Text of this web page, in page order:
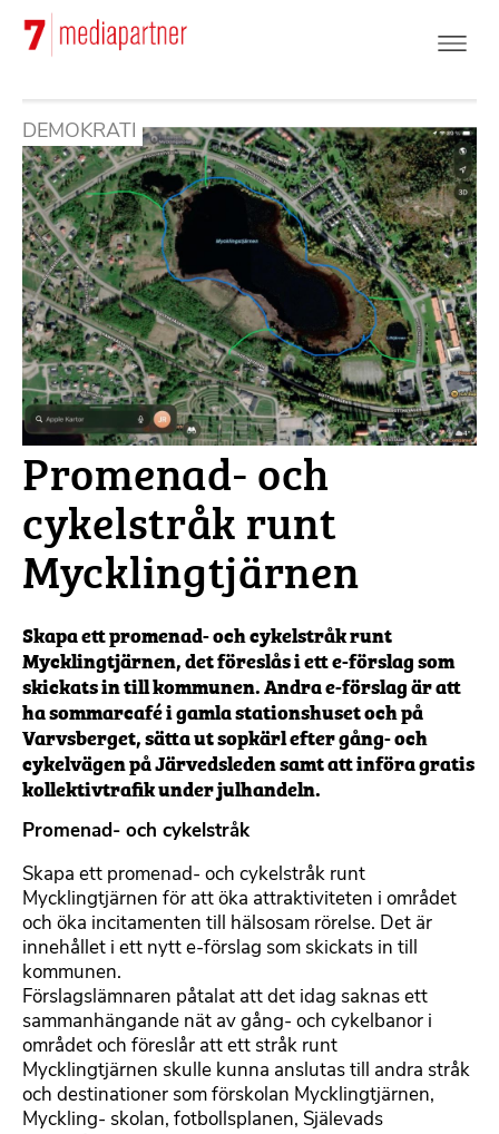
Hoppa
huvudinnehåll
DEMOKRATI
Promenad- och
cykelstråk runt
Mycklingtjärnen
Skapa ett promenad- och cykelstråk runt
Mycklingtjärnen, det föreslås i ett e-förslag som
skickats in till kommunen. Andra e-förslag är att
ha sommarcafé i gamla stationshuset och på
Varvsberget, sätta ut sopkärl efter gång- och
cykelvägen på Järvedsleden samt att införa gratis
kollektivtrafik under julhandeln.
Promenad- och cykelstråk
Skapa ett promenad- och cykelstråk runt
Mycklingtjärnen för att öka attraktiviteten i området
och öka incitamenten till hälsosam rörelse. Det är
innehållet i ett nytt e-förslag som skickats in till
kommunen.
Förslagslämnaren påtalat att det idag saknas ett
sammanhängande nät av gång- och cykelbanor i
området och föreslår att ett stråk runt
Mycklingtjärnen skulle kunna anslutas till andra stråk
och destinationer som förskolan Mycklingtjärnen,
Myckling- skolan, fotbollsplanen, Själevads